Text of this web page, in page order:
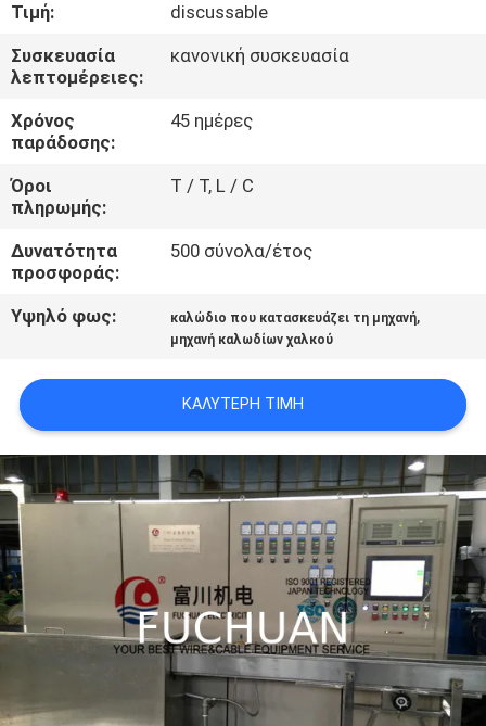
ΣΤΟ
ΕΡΓΟΣΤΆΣΙΟ
ΈΛΕΓΧΟΣ
ΠΟΙΌΤΗΤΑΣ
ΕΠΙΚΟΙΝΩΝΉΣΤΕ
ΜΑΖΊ
ΜΑΣ
ΕΙΔΉΣΕΙΣ
ΥΠΟΘΈΣΕΙΣ
SITEMAP
PRIVACY
POLICY
Τιμή:
discussable
Συσκευασία
λεπτομέρειες:
κανονική συσκευασία
Χρόνος
παράδοσης:
45 ημέρες
Όροι
πληρωμής:
T / T, L / C
Δυνατότητα
προσφοράς:
500 σύνολα/έτος
Υψηλό φως: καλώδιο που κατασκευάζει τη μηχανή,
μηχανή καλωδίων χαλκού
ΚΑΛΎΤΕΡΗ ΤΙΜΉ